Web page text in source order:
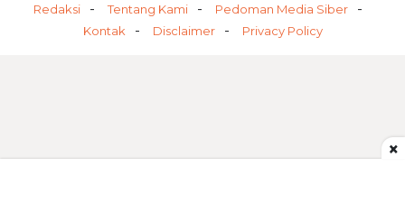
Redaksi Tentang Kami
Pedoman Media Siber
Kontak
Disclaimer Privacy Policy
×